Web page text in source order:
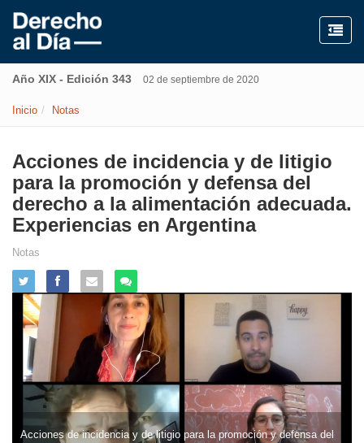
Año XIX - Edición 343 02 de septiembre de 2020
Inicio Notas
Acciones de incidencia y de litigio
para la promoción y defensa del
derecho a la alimentación adecuada.
Experiencias en Argentina
Notas
Acciones de incidencia y de litigio para la promoción y defensa del